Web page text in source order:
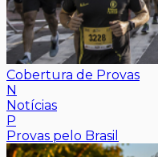
Cobertura de Provas
N
Notícias
P
Provas pelo Brasil